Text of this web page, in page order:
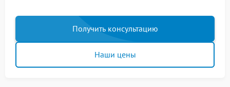
Получить консультацию
Наши цены